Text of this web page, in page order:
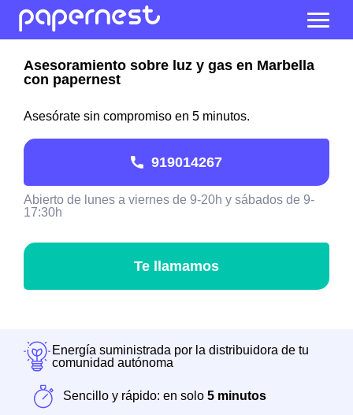
Asesoramiento sobre luz y gas en Marbella
con papernest
Asesórate sin compromiso en 5 minutos.
919014267
Abierto de lunes a viernes de 9-20h y sábados de 9-
17:30h
Te llamamos
Energía suministrada por la distribuidora de tu
comunidad autónoma
Sencillo y rápido: en solo 5 minutos